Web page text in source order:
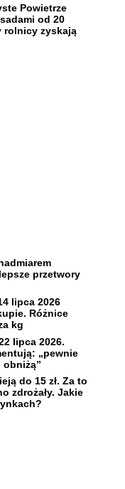
Powietrze
od 20
rolnicy zyskają
przetwory
lipca 2026
Różnice
kg
lipca 2026.
„pewnie
obniżą”
do 15 zł. Za to
zdrożały. Jakie